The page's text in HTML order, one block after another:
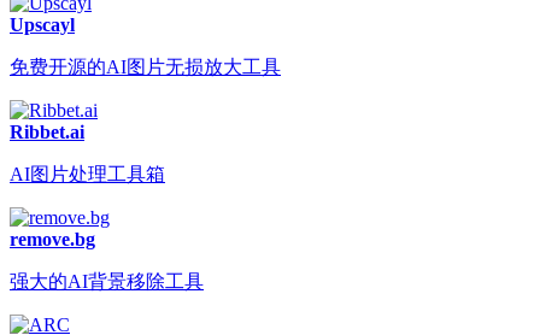
Upscayl
免费开源的AI图片无损放大工具
Ribbet.ai
AI图片处理工具箱
remove.bg
强大的AI背景移除工具